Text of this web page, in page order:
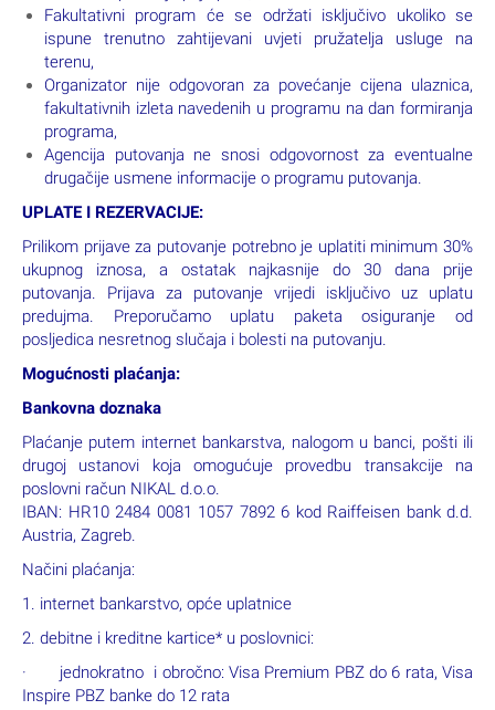
Fakultativni program će se održati isključivo ukoliko se
ispune trenutno zahtijevani uvjeti pružatelja usluge na
terenu,
Organizator nije odgovoran za povećanje cijena ulaznica,
fakultativnih izleta navedenih u programu na dan formiranja
programa,
Agencija putovanja ne snosi odgovornost za eventualne
drugačije usmene informacije o programu putovanja.
UPLATE I REZERVACIJE:
Prilikom prijave za putovanje potrebno je uplatiti minimum 30%
ukupnog iznosa, a ostatak najkasnije do 30 dana prije
putovanja. Prijava za putovanje vrijedi isključivo uz uplatu
predujma. Preporučamo uplatu paketa osiguranje od
posljedica nesretnog slučaja i bolesti na putovanju.
Mogućnosti plaćanja:
Bankovna doznaka
Plaćanje putem internet bankarstva, nalogom u banci, pošti ili
drugoj ustanovi koja omogućuje provedbu transakcije na
poslovni račun NIKAL d.o.o.
IBAN: HR10 2484 0081 1057 7892 6 kod Raiffeisen bank d.d.
Austria, Zagreb.
Načini plaćanja:
1. internet bankarstvo, opće uplatnice
2. debitne i kreditne kartice* u poslovnici:
· jednokratno i obročno: Visa Premium PBZ do 6 rata, Visa
Inspire PBZ banke do 12 rata